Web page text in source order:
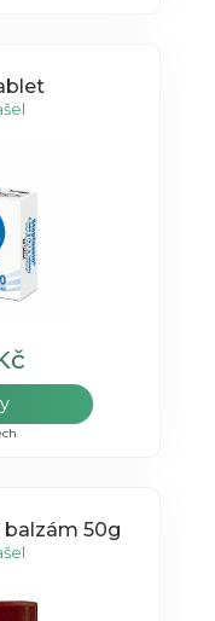
50g